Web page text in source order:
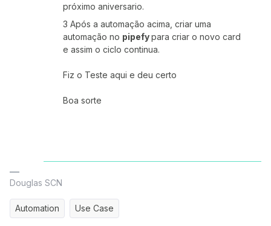
próximo aniversario.
3 Após a automação acima, criar uma
automação no pipefypara criar o novo card
e assim o ciclo continua.
Fiz o Teste aqui e deu certo
Boa sorte
Douglas SCN
Automation Use Case